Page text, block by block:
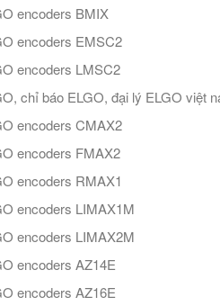
encoders BMIX
encoders EMSC2
encoders LMSC2
chỉ báo ELGO, đại lý ELGO việt
encoders CMAX2
encoders FMAX2
encoders RMAX1
encoders LIMAX1M
encoders LIMAX2M
encoders AZ14E
encoders AZ16E